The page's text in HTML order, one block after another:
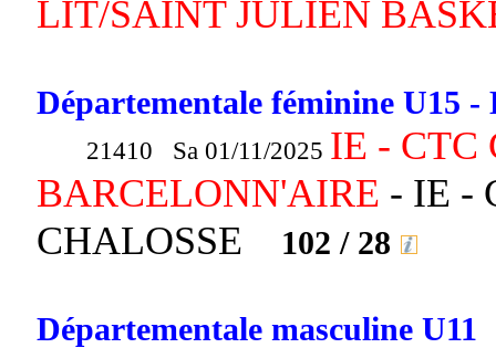
LIT/SAINT JULIEN
Départementale féminine U15 -
21410 Sa 01/11/2025 IE - CTC
BARCELONN'AIRE - IE -
CHALOSSE
102 / 28
Départementale masculine U11